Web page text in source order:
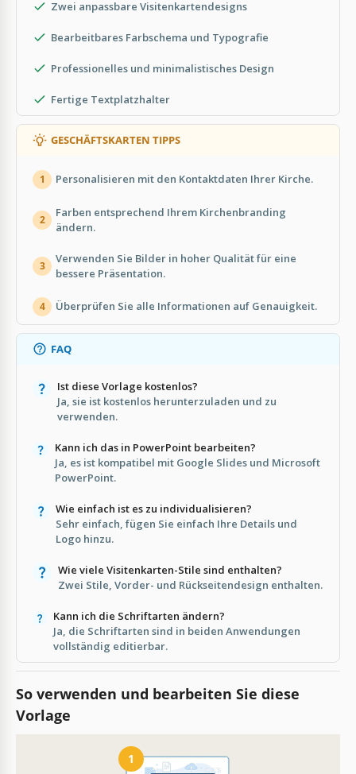
Zwei anpassbare Visitenkartendesigns
Bearbeitbares Farbschema und Typografie
Professionelles und minimalistisches Design
Fertige Textplatzhalter
GESCHÄFTSKARTEN TIPPS
1 Personalisieren mit den Kontaktdaten Ihrer Kirche.
2
Farben entsprechend Ihrem Kirchenbranding
ändern.
3
Verwenden Sie Bilder in hoher Qualität für eine
bessere Präsentation.
4 Überprüfen Sie alle Informationen auf Genauigkeit.
FAQ
Ist diese Vorlage kostenlos?
Ja, sie ist kostenlos herunterzuladen und zu
verwenden.
Kann ich das in PowerPoint bearbeiten?
Ja, es ist kompatibel mit Google Slides und Microsoft
PowerPoint.
Wie einfach ist es zu individualisieren?
Sehr einfach, fügen Sie einfach Ihre Details und
Logo hinzu.
Wie viele Visitenkarten-Stile sind enthalten?
Zwei Stile, Vorder- und Rückseitendesign enthalten.
Kann ich die Schriftarten ändern?
Ja, die Schriftarten sind in beiden Anwendungen
vollständig editierbar.
So verwenden und bearbeiten Sie diese
Vorlage
1